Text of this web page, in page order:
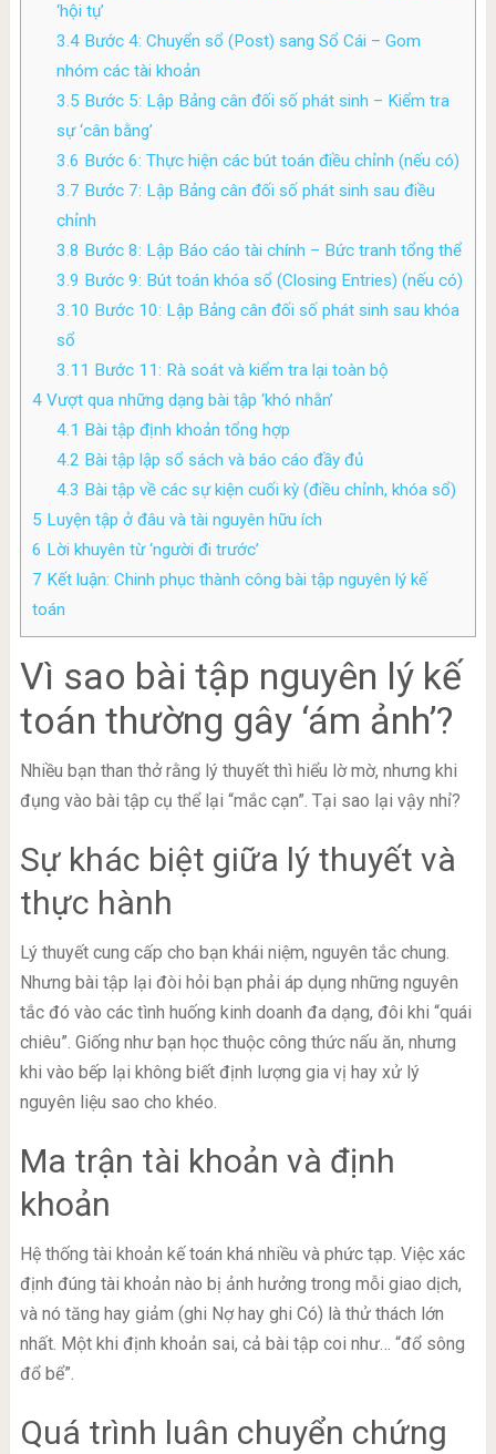
‘hội tụ’
3.4 Bước 4: Chuyển sổ (Post) sang Sổ Cái – Gom
nhóm các tài khoản
3.5 Bước 5: Lập Bảng cân đối số phát sinh – Kiểm tra
sự ‘cân bằng’
3.6 Bước 6: Thực hiện các bút toán điều chỉnh (nếu có)
3.7 Bước 7: Lập Bảng cân đối số phát sinh sau điều
chỉnh
3.8 Bước 8: Lập Báo cáo tài chính – Bức tranh tổng thể
3.9 Bước 9: Bút toán khóa sổ (Closing Entries) (nếu có)
3.10 Bước 10: Lập Bảng cân đối số phát sinh sau khóa
sổ
3.11 Bước 11: Rà soát và kiểm tra lại toàn bộ
4Vượt qua những dạng bài tập ‘khó nhằn’
4.1 Bài tập định khoản tổng hợp
4.2 Bài tập lập sổ sách và báo cáo đầy đủ
4.3 Bài tập về các sự kiện cuối kỳ (điều chỉnh, khóa sổ)
5 Luyện tập ở đâu và tài nguyên hữu ích
6 Lời khuyên từ ‘người đi trước’
7 Kết luận: Chinh phục thành công bài tập nguyên lý kế
toán
Vì sao bài tập nguyên lý kế
toán thường gây ‘ám ảnh’?
Nhiều bạn than thở rằng lý thuyết thì hiểu lờ mờ, nhưng khi
đụng vào bài tập cụ thể lại “mắc cạn”. Tại sao lại vậy nhỉ?
Sự khác biệt giữa lý thuyết và
thực hành
Lý thuyết cung cấp cho bạn khái niệm, nguyên tắc chung.
Nhưng bài tập lại đòi hỏi bạn phải áp dụng những nguyên
tắc đó vào các tình huống kinh doanh đa dạng, đôi khi “quái
chiêu”. Giống như bạn học thuộc công thức nấu ăn, nhưng
khi vào bếp lại không biết định lượng gia vị hay xử lý
nguyên liệu sao cho khéo.
Ma trận tài khoản và định
khoản
Hệ thống tài khoản kế toán khá nhiều và phức tạp. Việc xác
định đúng tài khoản nào bị ảnh hưởng trong mỗi giao dịch,
và nó tăng hay giảm (ghi Nợ hay ghi Có) là thử thách lớn
nhất. Một khi định khoản sai, cả bài tập coi như… “đổ sông
đổ bể”.
Quá trình luân chuyển chứng